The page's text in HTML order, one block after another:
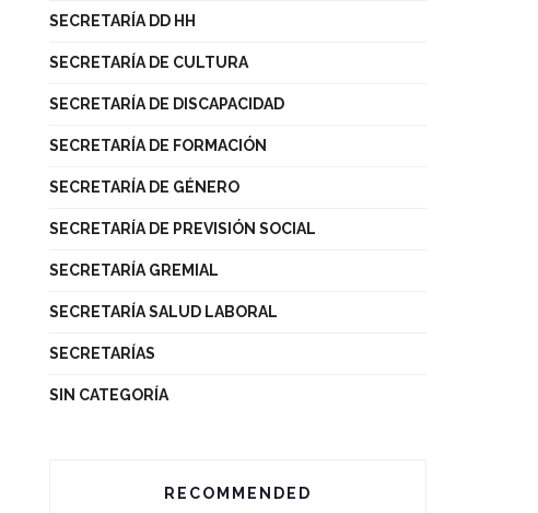
SECRETARÍA DD HH
SECRETARÍA DE CULTURA
SECRETARÍA DE DISCAPACIDAD
SECRETARÍA DE FORMACIÓN
SECRETARÍA DE GÉNERO
SECRETARÍA DE PREVISIÓN SOCIAL
SECRETARÍA GREMIAL
SECRETARÍA SALUD LABORAL
SECRETARÍAS
SIN CATEGORÍA
RECOMMENDED